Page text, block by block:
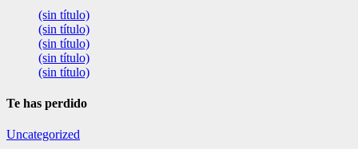
(sin título)
(sin título)
(sin título)
(sin título)
(sin título)
Te has perdido
Uncategorized